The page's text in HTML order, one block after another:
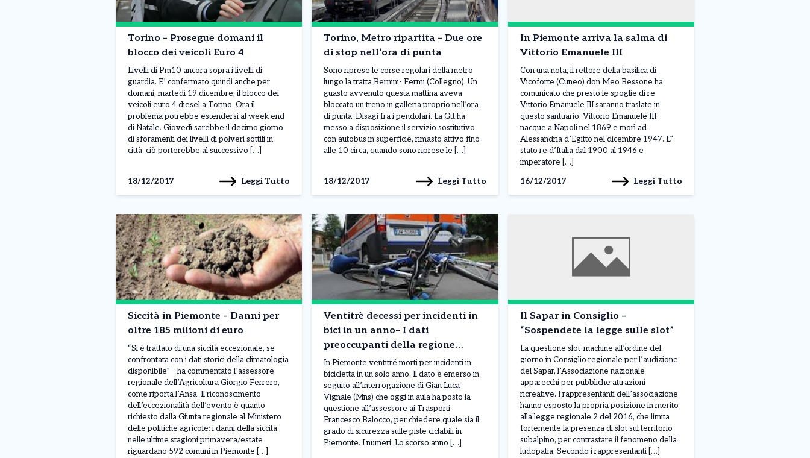
Torino – Prosegue domani il
blocco dei veicoli Euro 4
Livelli di Pm10 ancora sopra i livelli di
guardia. E’ confermato quindi anche per
domani, martedì 19 dicembre, il blocco dei
veicoli euro 4 diesel a Torino. Ora il
problema potrebbe estendersi al week end
di Natale. Giovedì sarebbe il decimo giorno
di sforamenti dei livelli di polveri sottili in
città, ciò porterebbe al successivo […]
18/12/2017 Leggi Tutto
Torino, Metro ripartita – Due ore
di stop nell’ora di punta
Sono riprese le corse regolari della metro
lungo la tratta Bernini- Fermi (Collegno). Un
guasto avvenuto questa mattina aveva
bloccato un treno in galleria proprio nell’ora
di punta. Disagi fra i pendolari. La Gtt ha
messo a disposizione il servizio sostitutivo
con autobus in superficie, rimasto attivo fino
alle 10 circa, quando sono riprese le […]
18/12/2017 Leggi Tutto
In Piemonte arriva la salma di
Vittorio Emanuele III
Con una nota, il rettore della basilica di
Vicoforte (Cuneo) don Meo Bessone ha
comunicato che presto le spoglie di re
Vittorio Emanuele III saranno traslate in
questo santuario. Vittorio Emanuele III
nacque a Napoli nel 1869 e morì ad
Alessandria d’Egitto nel dicembre 1947. E’
stato re d’Italia dal 1900 al 1946 e
imperatore […]
16/12/2017
Leggi Tutto
Siccità in Piemonte – Danni per
oltre 185 milioni di euro
“Si è trattato di una siccità eccezionale, se
confrontata con i dati storici della climatologia
disponibile” – ha commentato l’assessore
regionale dell’Agricoltura Giorgio Ferrero,
come riporta l’Ansa. Il riconoscimento
dell’eccezionalità dell’evento è quanto
richiesto dalla Giunta regionale al Ministero
delle politiche agricole: i danni della siccità
nelle ultime stagioni primavera/estate
riguardano 592 comuni in Piemonte […]
Ventitrè decessi per incidenti in
bici in un anno– I dati
preoccupanti della regione
Piemonte
In Piemonte ventitré morti per incidenti in
bicicletta in un solo anno. Il dato è emerso in
seguito all’interrogazione di Gian Luca
Vignale (Mns) che oggi in aula ha posto la
questione all’assessore ai Trasporti
Francesco Balocco, per chiedere quale sia il
grado di sicurezza sulle piste ciclabili in
Piemonte. I numeri: Lo scorso anno […]
Il Sapar in Consiglio –
“Sospendete la legge sulle slot”
La questione slot-machine all’ordine del
giorno in Consiglio regionale per l’audizione
del Sapar, l’Associazione nazionale
apparecchi per pubbliche attrazioni
ricreative. I rappresentanti dell’associazione
hanno esposto la propria posizione in merito
alla legge regionale 2 del 2016, che limita
fortemente la presenza di slot sul territorio
subalpino, per contrastare il fenomeno della
ludopatia. Secondo i rappresentanti […]